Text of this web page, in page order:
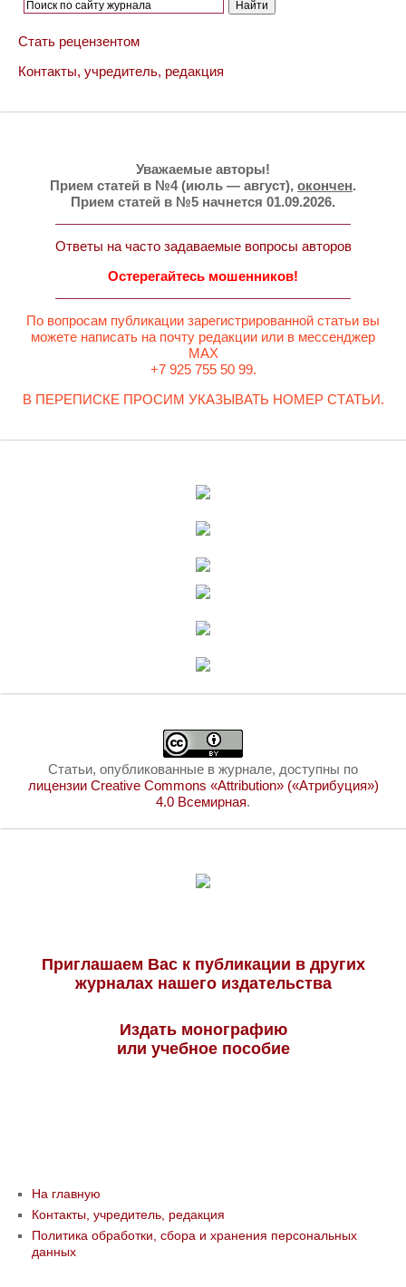
Стать рецензентом
Контакты, учредитель, редакция
Уважаемые авторы!
Прием статей в №4 (июль — август), окончен.
Прием статей в №5 начнется 01.09.2026.
Ответы на часто задаваемые вопросы авторов
Остерегайтесь мошенников!
По вопросам публикации зарегистрированной статьи вы
можете написать на почту редакции или в мессенджер
MAX
+7 925 755 50 99.
В ПЕРЕПИСКЕ ПРОСИМ УКАЗЫВАТЬ НОМЕР СТАТЬИ.
Статьи, опубликованные в журнале, доступны по
лицензии Creative Commons «Attribution» («Атрибуция»)
4.0 Всемирная.
Приглашаем Вас к публикации в других
журналах нашего издательства
Издать монографию
или учебное пособие
На главную
Контакты, учредитель, редакция
Политика обработки, сбора и хранения персональных
данных